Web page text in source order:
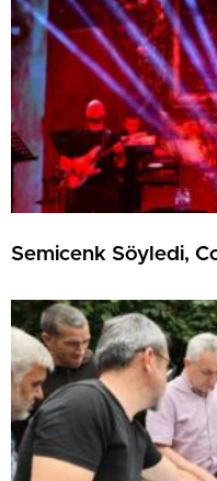
Semicenk Söyledi,